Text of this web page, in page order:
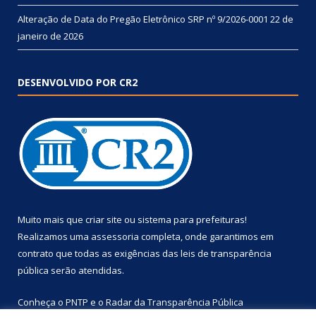
Alteração de Data do Pregão Eletrônico SRP nº 9/2026-0001 22 de
janeiro de 2026
DESENVOLVIDO POR CR2
Muito mais que criar site ou sistema para prefeituras!
Realizamos uma assessoria completa, onde garantimos em
contrato que todas as exigências das leis de transparência
pública serão atendidas.
Conheça o PNTP e o Radar da Transparência Pública